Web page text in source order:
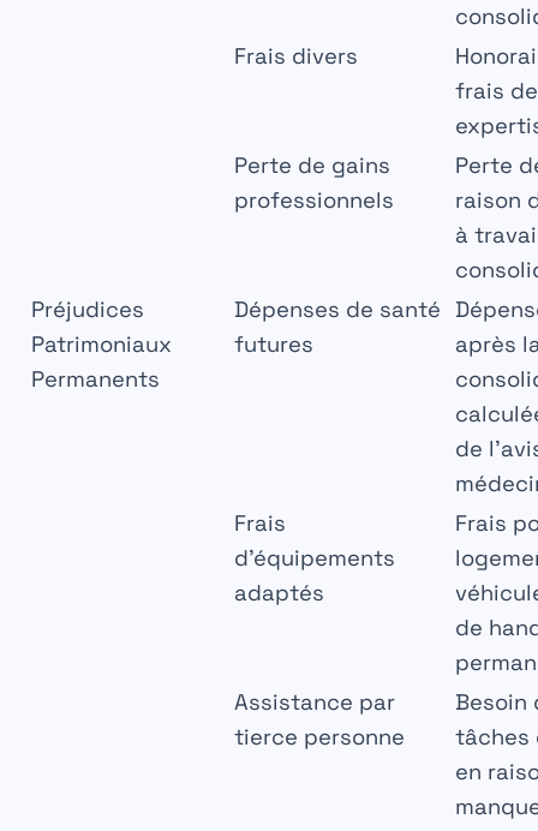
Frais divers
frais
Perte de gains
professionnels
Perte
raison
à
Préjudices
Patrimoniaux
Permanents
Dépenses de santé
futures
après
de
Frais
d’équipements
adaptés
Frais
de
Assistance par
tierce personne
Besoin
tâches
en